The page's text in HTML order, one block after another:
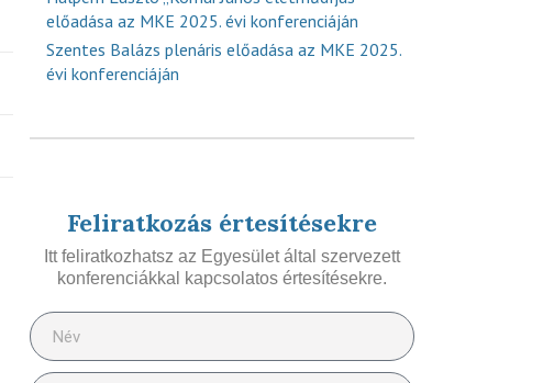
előadása az MKE 2025. évi konferenciáján
Szentes Balázs plenáris előadása az MKE 2025.
évi konferenciáján
Feliratkozás értesítésekre
Itt feliratkozhatsz az Egyesület által szervezett
konferenciákkal kapcsolatos értesítésekre.